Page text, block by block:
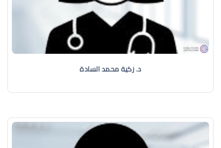
د. زكية محمد السادة